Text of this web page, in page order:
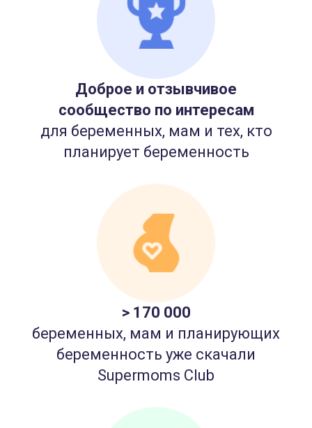
Доброе и отзывчивое
сообщество по интересам
для беременных, мам и тех, кто
планирует беременность
> 170 000
беременных, мам и планирующих
беременность уже скачали
Supermoms Club